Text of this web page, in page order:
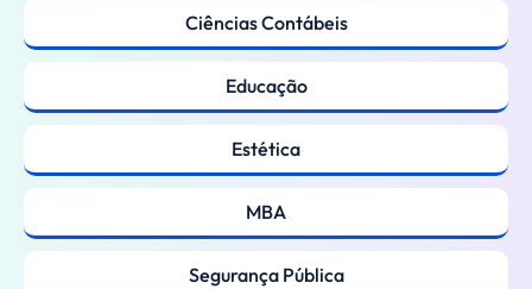
Ciências Contábeis
Educação
Estética
MBA
Segurança Pública